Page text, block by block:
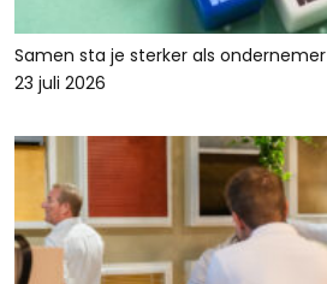
Samen sta je sterker als ondernemer
23 juli 2026